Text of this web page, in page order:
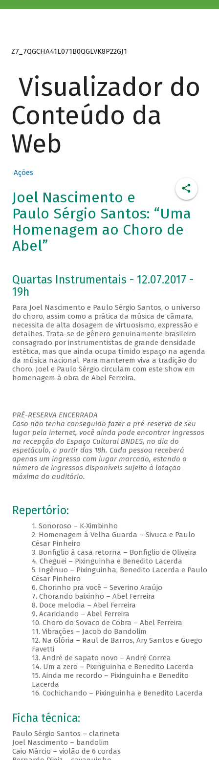
Z7_7QGCHA41L071B0QGLVK8P22GJ1
Visualizador do
Conteúdo da
Web
Ações
Joel Nascimento e
Paulo Sérgio Santos: “Uma
Homenagem ao Choro de
Abel”
Quartas Instrumentais - 12.07.2017 -
19h
Para Joel Nascimento e Paulo Sérgio Santos, o universo
do choro, assim como a prática da música de câmara,
necessita de alta dosagem de virtuosismo, expressão e
detalhes. Trata-se de gênero genuinamente brasileiro
consagrado por instrumentistas de grande densidade
estética, mas que ainda ocupa tímido espaço na agenda
da música nacional. Para manterem viva a tradição do
choro, Joel e Paulo Sérgio circulam com este show em
homenagem à obra de Abel Ferreira.
PRÉ-RESERVA ENCERRADA
Caso não tenha conseguido fazer a pré-reserva de seu
lugar pela internet, você ainda pode encontrar ingressos
na recepção do Espaço Cultural BNDES, no dia do
espetáculo, a partir das 18h. Cada pessoa receberá
apenas um ingresso com lugar marcado, estando o
número de ingressos disponíveis sujeito à lotação
máxima do auditório.
Repertório:
1. Sonoroso – K-Ximbinho
2. Homenagem à Velha Guarda – Sivuca e Paulo
César Pinheiro
3. Bonfiglio à casa retorna – Bonfiglio de Oliveira
4. Cheguei – Pixinguinha e Benedito Lacerda
5. Ingênuo – Pixinguinha, Benedito Lacerda e Paulo
César Pinheiro
6. Chorinho pra você – Severino Araújo
7. Chorando baixinho – Abel Ferreira
8. Doce melodia – Abel Ferreira
9. Acariciando – Abel Ferreira
10. Choro do Sovaco de Cobra – Abel Ferreira
11. Vibrações – Jacob do Bandolim
12. Na Glória – Raul de Barros, Ary Santos e Guego
Favetti
13. André de sapato novo – André Correa
14. Um a zero – Pixinguinha e Benedito Lacerda
15. Ainda me recordo – Pixinguinha e Benedito
Lacerda
16. Cochichando – Pixinguinha e Benedito Lacerda
Ficha técnica:
Paulo Sérgio Santos – clarineta
Joel Nascimento – bandolim
Caio Márcio – violão de 6 cordas